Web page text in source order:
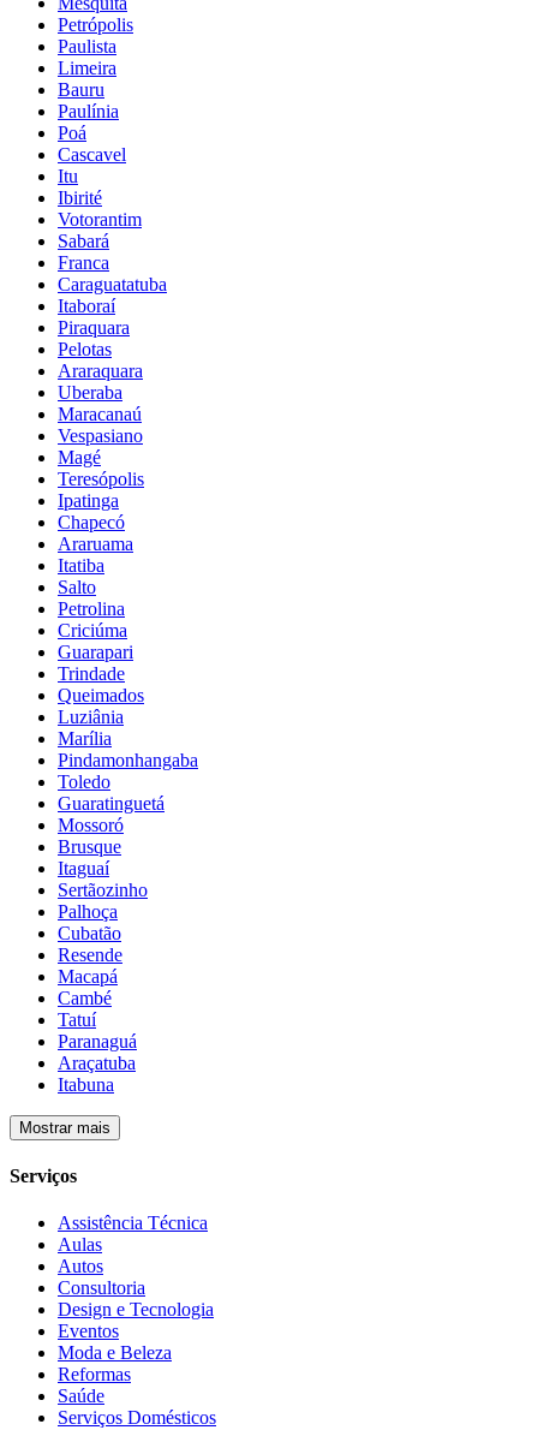
Petrópolis
Paulista
Limeira
Bauru
Paulínia
Poá
Cascavel
Itu
Ibirité
Votorantim
Sabará
Franca
Caraguatatuba
Itaboraí
Piraquara
Pelotas
Araraquara
Uberaba
Maracanaú
Vespasiano
Magé
Teresópolis
Ipatinga
Chapecó
Araruama
Itatiba
Salto
Petrolina
Criciúma
Guarapari
Trindade
Queimados
Luziânia
Marília
Pindamonhangaba
Toledo
Guaratinguetá
Mossoró
Brusque
Itaguaí
Sertãozinho
Palhoça
Cubatão
Resende
Macapá
Cambé
Tatuí
Paranaguá
Araçatuba
Itabuna
Mostrar mais
Serviços
Assistência Técnica
Aulas
Autos
Consultoria
Design e Tecnologia
Eventos
Moda e Beleza
Reformas
Saúde
Serviços Domésticos